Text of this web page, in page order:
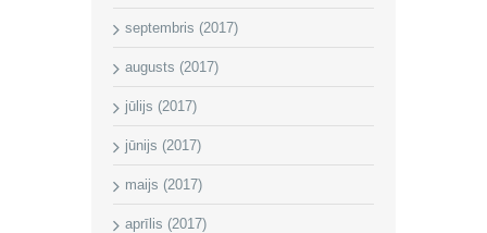
septembris (2017)
augusts (2017)
jūlijs (2017)
jūnijs (2017)
maijs (2017)
aprīlis (2017)